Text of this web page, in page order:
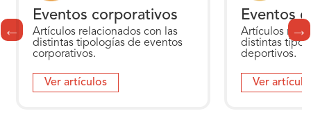
Eventos corporativos
Artículos relacionados con las
distintas tipologías de eventos
corporativos.
Ver artículos
Eventos
Artículos
distintas
deportivos.
Ver